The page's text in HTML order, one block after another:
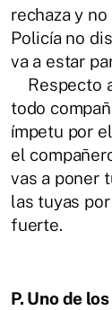
rechaza y
Policía no
va a estar
Respecto
todo
ímpetu por
el
vas a poner
las tuyas
fuerte.
P. Uno de